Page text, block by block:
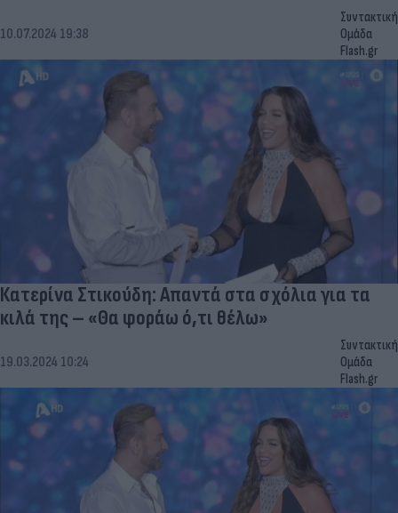
10.07.2024 19:38
Συντακτική
Ομάδα
Flash.gr
Κατερίνα Στικούδη: Απαντά στα σχόλια για τα
κιλά της – «Θα φοράω ό,τι θέλω»
19.03.2024 10:24
Συντακτική
Ομάδα
Flash.gr